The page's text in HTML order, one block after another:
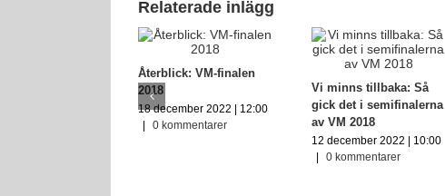
Relaterade inlägg
Återblick: VM-finalen
2018
18 december 2022 | 12:00
0 kommentarer
Vi minns tillbaka: Så
gick det i semifinalerna
av VM 2018
12 december 2022 | 10:00
0 kommentarer